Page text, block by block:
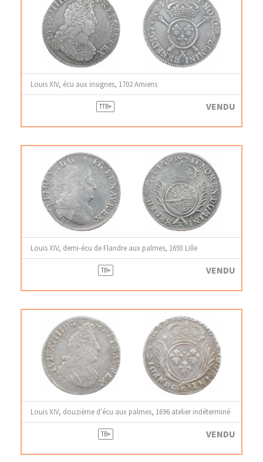
Louis XIV, écu aux insignes, 1702 Amiens
TTB+ VENDU
Louis XIV, demi-écu de Flandre aux palmes, 1693 Lille
TB+ VENDU
Louis XIV, douzième d’écu aux palmes, 1696 atelier indéterminé
TB+ VENDU